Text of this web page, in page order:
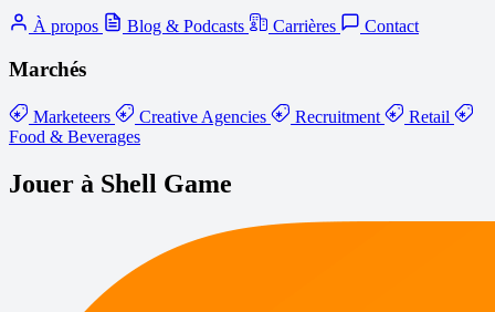
À propos Blog & Podcasts Carrières Contact
Marchés
Marketeers Creative Agencies Recruitment
Retail
Food & Beverages
Jouer à Shell Game